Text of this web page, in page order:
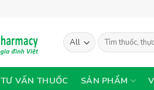
Tìm
kiếm:
TƯ VẤN THUỐC SẢN PHẨM